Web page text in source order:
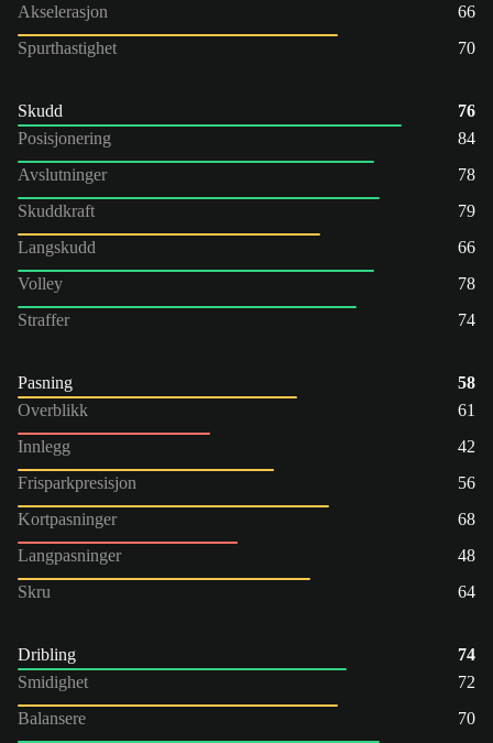
Akselerasjon
66
Spurthastighet
70
Skudd
76
Posisjonering
84
Avslutninger
78
Skuddkraft
79
Langskudd
66
Volley
78
Straffer
74
Pasning
58
Overblikk
61
Innlegg
42
Frisparkpresisjon
56
Kortpasninger
68
Langpasninger
48
Skru
64
Dribling
74
Smidighet
72
Balansere
70